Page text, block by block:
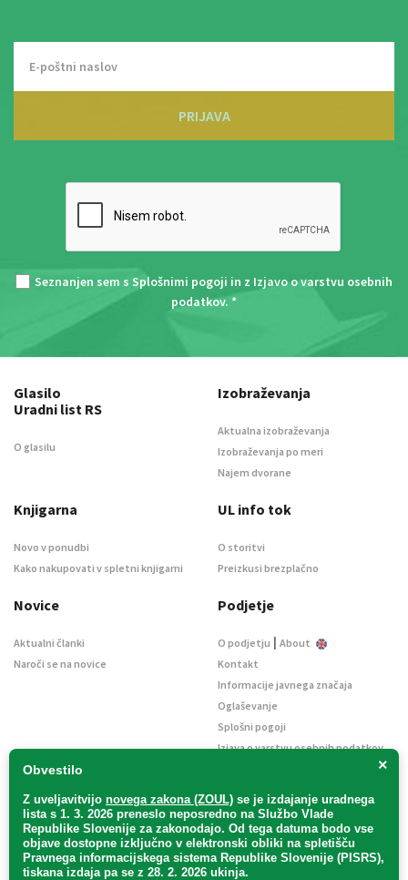
PRIJAVA
Seznanjen sem s Splošnimi pogoji in z Izjavo o varstvu osebnih
podatkov. *
×
Obvestilo
Z uveljavitvijo novega zakona (ZOUL) se je izdajanje uradnega
lista s 1. 3. 2026 preneslo neposredno na Službo Vlade
Republike Slovenije za zakonodajo. Od tega datuma bodo vse
objave dostopne izključno v elektronski obliki na spletišču
Pravnega informacijskega sistema Republike Slovenije (PISRS),
tiskana izdaja pa se z 28. 2. 2026 ukinja.
Glasilo
Uradni list RS
O glasilu
Izobraževanja
Aktualna izobraževanja
Izobraževanja po meri
Najem dvorane
Knjigarna
Novo v ponudbi
Kako nakupovati v spletni knjigarni
UL info tok
O storitvi
Preizkusi brezplačno
Novice
Aktualni članki
Naroči se na novice
Podjetje
O podjetju | About
Kontakt
Informacije javnega značaja
Oglaševanje
Splošni pogoji
Izjava o varstvu osebnih podatkov
Uradni list d. o. o. – v likvidaciji / Vse pravice pridržane.